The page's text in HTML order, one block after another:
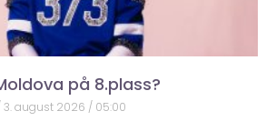
på 8.plass?
3. august 2026 05:00